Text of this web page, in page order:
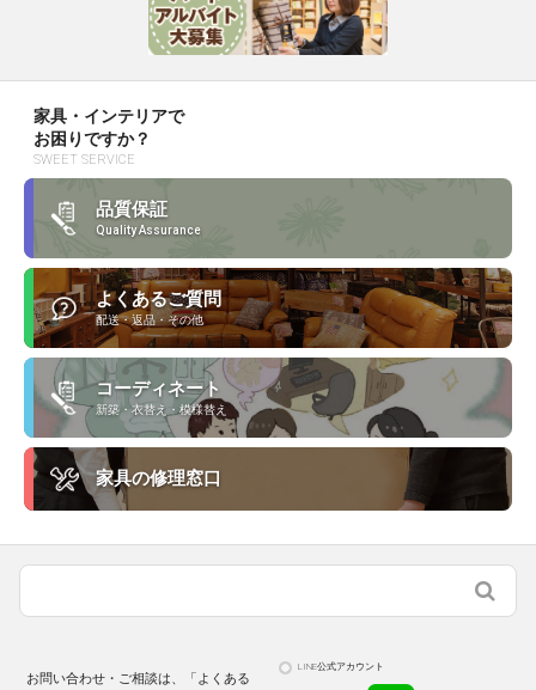
家具・インテリアで
お困りですか？
SWEET SERVICE
品質保証
Quality Assurance
よくあるご質問
配送・返品・その他
コーディネート
新築・衣替え・模様替え
家具の修理窓口
お問い合わせ・ご相談は、「よくある
LINE公式アカウント